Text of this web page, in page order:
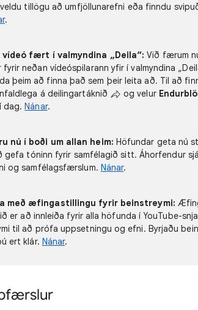
tillögu að umfjöllunarefni eða finndu
.
fært í valmyndina „Deila“: Við færum
fyrir neðan vídeóspilarann yfir í valmyndina
þeim að finna það sem þeir leita að. Til að
á deilingartáknið
og velur
dag.Nánar.
nú í boði um allan heim: Höfundar geta nú
gefa tóninn fyrir samfélagið sitt. Áhorfendur
og samfélagsfærslum. Nánar.
með æfingastillingu fyrir beinstreymi:
er að innleiða fyrir alla höfunda í YouTube-
til að prófa uppsetningu og efni. Byrjaðu
ert klár. Nánar.